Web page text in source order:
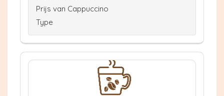
Prijs van Cappuccino
Type